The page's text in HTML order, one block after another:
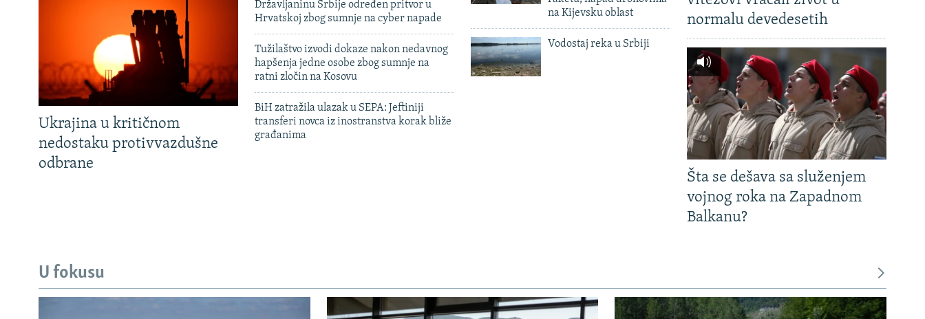
Ukrajina u kritičnom
nedostaku protivvazdušne
odbrane
Državljaninu Srbije određen pritvor u
Hrvatskoj zbog sumnje na cyber napade
Tužilaštvo izvodi dokaze nakon nedavnog
hapšenja jedne osobe zbog sumnje na
ratni zločin na Kosovu
BiH zatražila ulazak u SEPA: Jeftiniji
transferi novca iz inostranstva korak bliže
građanima
na Kijevsku oblast
Vodostaj reka u Srbiji
normalu devedesetih
Šta se dešava sa služenjem
vojnog roka na Zapadnom
Balkanu?
U fokusu